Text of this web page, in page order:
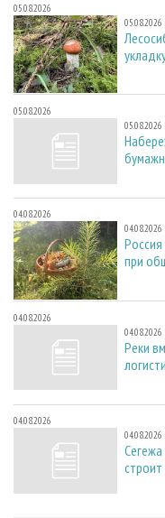
05.08.2026
05.08.2026
05.08.2026
05.08.2026
04.08.2026
04.08.2026
при
04.08.2026
04.08.2026
Реки
04.08.2026
04.08.2026